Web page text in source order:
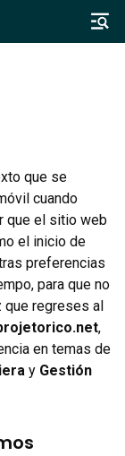
que se
cuando
que el sitio web
el inicio de
preferencias
para que no
que regreses al
,
en temas de
y Gestión